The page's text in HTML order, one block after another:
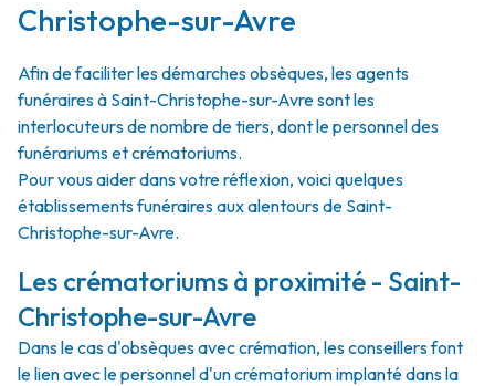
Christophe-sur-Avre
Afin de faciliter les démarches obsèques, les agents
funéraires à Saint-Christophe-sur-Avre sont les
interlocuteurs de nombre de tiers, dont le personnel des
funérariums et crématoriums.
Pour vous aider dans votre réflexion, voici quelques
établissements funéraires aux alentours de Saint-
Christophe-sur-Avre.
Les crématoriums à proximité - Saint-
Christophe-sur-Avre
Dans le cas d'obsèques avec crémation, les conseillers font
le lien avec le personnel d'un crématorium implanté dans la